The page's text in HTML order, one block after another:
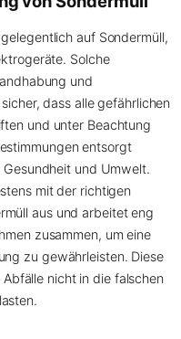
auf Sondermüll,
Solche
und
dass alle gefährlichen
und unter Beachtung
entsorgt
und Umwelt.
mit der richtigen
aus und arbeitet eng
zusammen, um eine
zu gewährleisten. Diese
nicht in die falschen